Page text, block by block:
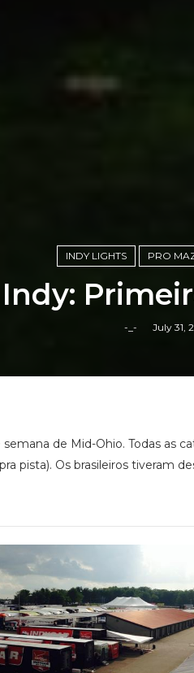
INDY LIGHTS PRO
-_- July 31,
de Mid-Ohio. Todas as
pista). Os brasileiros tiveram